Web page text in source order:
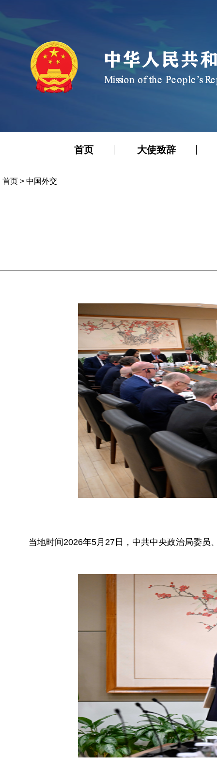
首页 大使致辞
首页 > 中国外交
当地时间2026年5月27日，中共中央政治局委